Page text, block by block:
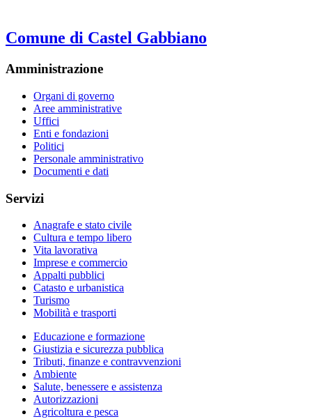
Comune di Castel Gabbiano
Amministrazione
Organi di governo
Aree amministrative
Uffici
Enti e fondazioni
Politici
Personale amministrativo
Documenti e dati
Servizi
Anagrafe e stato civile
Cultura e tempo libero
Vita lavorativa
Imprese e commercio
Appalti pubblici
Catasto e urbanistica
Turismo
Mobilità e trasporti
Educazione e formazione
Giustizia e sicurezza pubblica
Tributi, finanze e contravvenzioni
Ambiente
Salute, benessere e assistenza
Autorizzazioni
Agricoltura e pesca